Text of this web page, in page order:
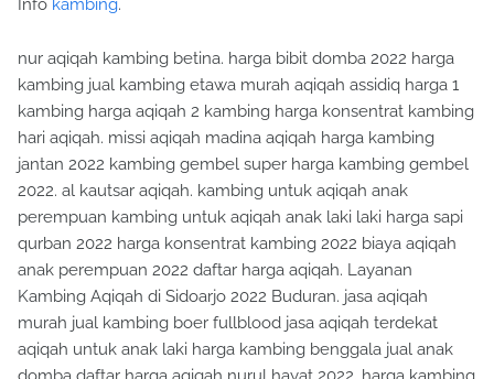
Info kambing.
nur aqiqah kambing betina. harga bibit domba 2022 harga
kambing jual kambing etawa murah aqiqah assidiq harga 1
kambing harga aqiqah 2 kambing harga konsentrat kambing
hari aqiqah. missi aqiqah madina aqiqah harga kambing
jantan 2022 kambing gembel super harga kambing gembel
2022. al kautsar aqiqah. kambing untuk aqiqah anak
perempuan kambing untuk aqiqah anak laki laki harga sapi
qurban 2022 harga konsentrat kambing 2022 biaya aqiqah
anak perempuan 2022 daftar harga aqiqah. Layanan
Kambing Aqiqah di Sidoarjo 2022 Buduran. jasa aqiqah
murah jual kambing boer fullblood jasa aqiqah terdekat
aqiqah untuk anak laki harga kambing benggala jual anak